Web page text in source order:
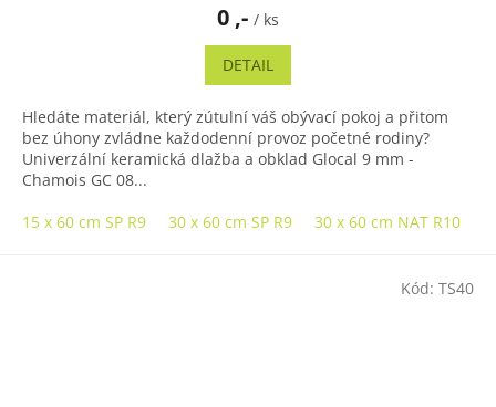
0 ,- / ks
DETAIL
Hledáte materiál, který zútulní váš obývací pokoj a přitom
bez úhony zvládne každodenní provoz početné rodiny?
Univerzální keramická dlažba a obklad Glocal 9 mm -
Chamois GC 08...
15 x 60 cm SP R9
30 x 60 cm SP R9 30 x 60 cm NAT R10
Kód: TS40